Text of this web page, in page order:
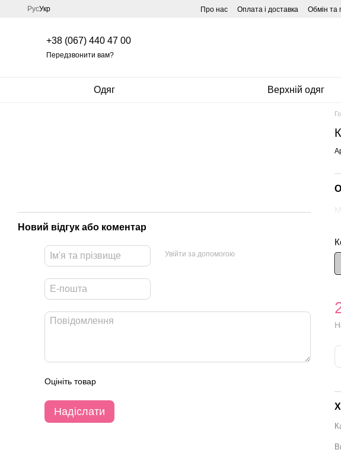
Перейти до основного контенту
РусУкр Про нас Оплата і доставка Обмін та
+38 (067) 440 47 00
Передзвонити вам?
Одяг Верхній одяг
Новий відгук або коментар
Увійти за допомогою
Оцініть товар
Надіслати